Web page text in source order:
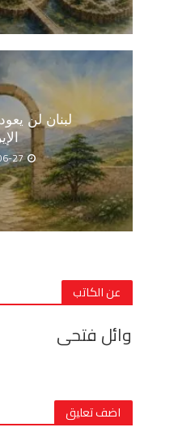
لبنان لن
27
عن الكاتب
وائل فتحى
اضف تعليق